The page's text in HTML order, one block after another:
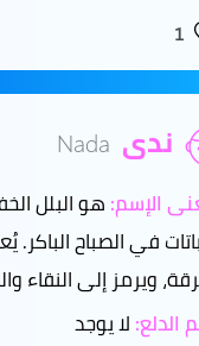
1
ندى Nada
الإسم:هو البلل
في الصباح
ويرمز إلى النقاء
الدلع:لا يوجد